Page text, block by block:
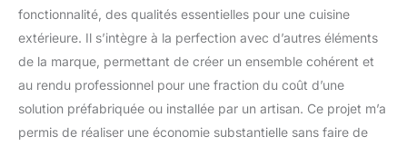
fonctionnalité, des qualités essentielles pour une cuisine
extérieure. Il s’intègre à la perfection avec d’autres éléments
de la marque, permettant de créer un ensemble cohérent et
au rendu professionnel pour une fraction du coût d’une
solution préfabriquée ou installée par un artisan. Ce projet m’a
permis de réaliser une économie substantielle sans faire de